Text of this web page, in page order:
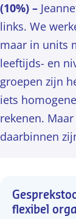
(10%) –
links. We
maar in units
leeftijds- en
groepen zijn
iets
rekenen.
daarbinnen
flexibel